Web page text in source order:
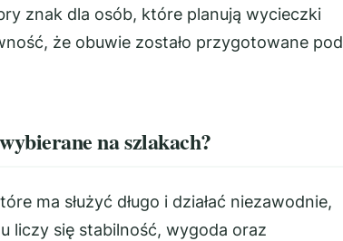
znak dla osób, które planują wycieczki
że obuwie zostało przygotowane pod
na szlakach?
ma służyć długo i działać niezawodnie,
liczy się stabilność, wygoda oraz